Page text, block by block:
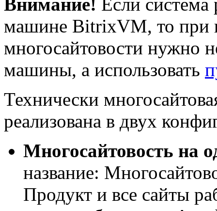
Внимание! Если система
машине BitrixVM, то при
многосайтовости нужно
машины, а использовать
Технически
реализована в двух
Многосайтовость на
название:
Продукт и все сайты